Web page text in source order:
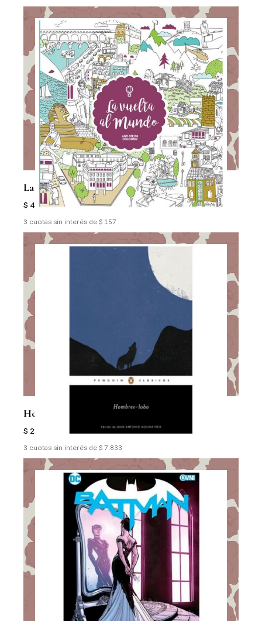
La Vuelta Al Mundo
$ 470
3 cuotas sin interés de $ 157
Hombres Lobo
$ 23.499
3 cuotas sin interés de $ 7.833